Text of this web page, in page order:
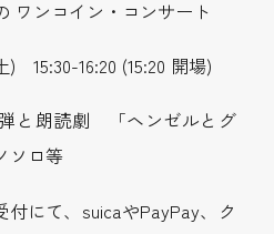
ワンコイン・コンサート
) 15:30-16:20 (15:20 開場)
と朗読劇 「ヘンゼルとグ
ソロ等
にて、suicaやPayPay、ク